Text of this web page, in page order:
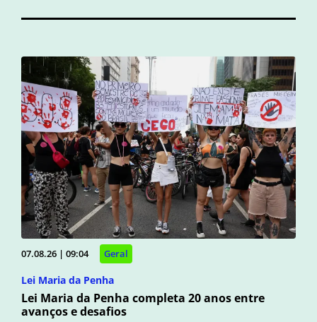
07.08.26 | 09:04 Geral
Lei Maria da Penha
Lei Maria da Penha completa 20 anos entre
avanços e desafios